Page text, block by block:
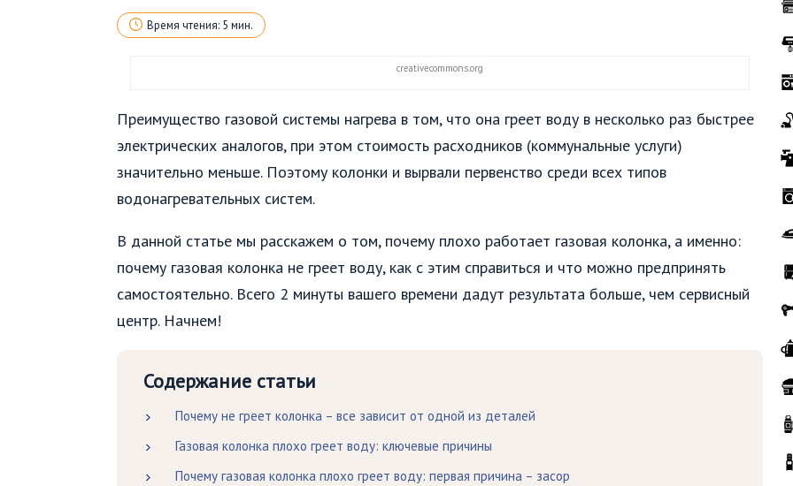
Время чтения: 5 мин.
creativecommons.org
Преимущество газовой системы нагрева в том, что она греет воду в несколько раз быстрее
электрических аналогов, при этом стоимость расходников (коммунальные услуги)
значительно меньше. Поэтому колонки и вырвали первенство среди всех типов
водонагревательных систем.
В данной статье мы расскажем о том, почему плохо работает газовая колонка, а именно:
почему газовая колонка не греет воду, как с этим справиться и что можно предпринять
самостоятельно. Всего 2 минуты вашего времени дадут результата больше, чем сервисный
центр. Начнем!
Содержание статьи
Почему не греет колонка – все зависит от одной из деталей
Газовая колонка плохо греет воду: ключевые причины
Почему газовая колонка плохо греет воду: первая причина – засор